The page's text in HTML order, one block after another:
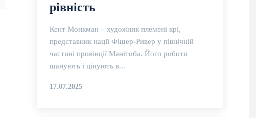
рівність
Кент Монкман – художник племені крі,
представник нації Фішер-Ривер у північній
частині провінції Манітоба. Його роботи
шанують і цінують в...
17.07.2025